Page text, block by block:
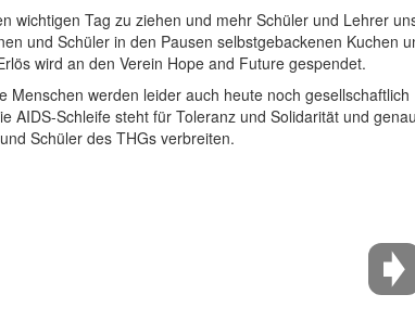
wichtigen Tag zu ziehen und mehr Schüler und Lehrer
und Schüler in den Pausen selbstgebackenen Kuchen
wird an den Verein Hope and Future gespendet.
Menschen werden leider auch heute noch gesellschaftlich
AIDS-Schleife steht für Toleranz und Solidarität und
Schüler des THGs verbreiten.